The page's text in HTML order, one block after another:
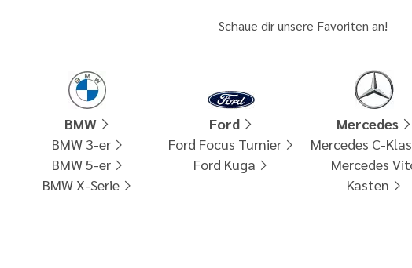
Schaue dir unsere Favoriten an!
BMW
BMW 3-er
BMW 5-er
BMW X-Serie
Ford
Ford Focus Turnier
Ford Kuga
Mercedes
Mercedes C-
Mercedes
Kasten